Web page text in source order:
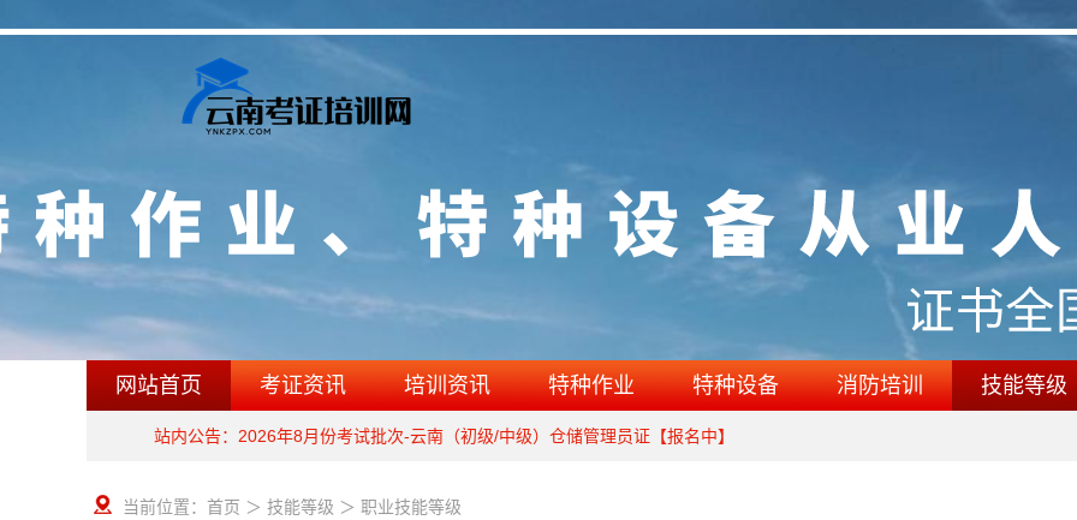
网站首页 考证资讯 培训资讯 特种作业 特种设备 消防培训 技能等级
站内公告：2026年8月份考试批次-云南（初级/中级）仓储管理员证【报名中】
当前位置： 首页 ＞ 技能等级 ＞ 职业技能等级